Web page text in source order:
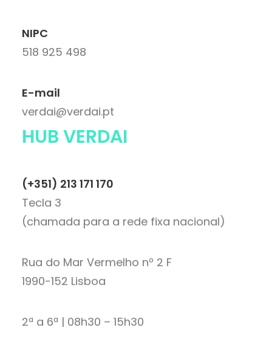
NIPC
518 925 498
E-mail
verdai@verdai.pt
HUB VERDAI
(+351) 213 171 170
Tecla 3
(chamada para a rede fixa nacional)
Rua do Mar Vermelho nº 2 F
1990-152 Lisboa
2ª a 6ª | 08h30 – 15h30